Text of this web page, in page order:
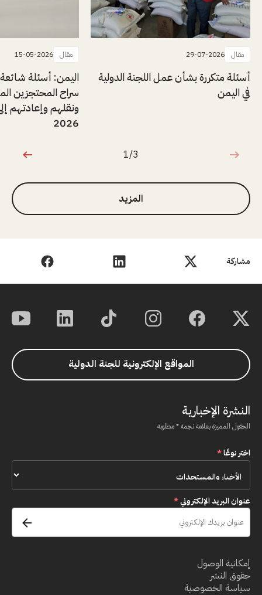
مشاركة
مقال 29-07-2026
أسئلة متكررة بشأن عمل اللجنة الدولية
في اليمن
مقال 15-05-2026
اليمن: أسئلة
سراح المحتجزين
ونقلهم وإعادتهم
2026
1 من 3
1/3
المزيد
المواقع الإلكترونية للجنة الدولية
النشرة الإخبارية
الحقول المميزة بعلامة نجمة * مطلوبة
اختر نوعًا*
عنوان البريد الإلكتروني*
إمكانية الوصول
حقوق النشر
سياسة الخصوصية